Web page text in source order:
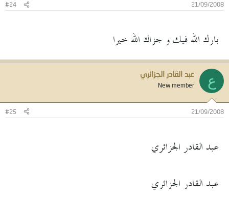
21/09/2008
#24
بارك الله فيك و جزاك الله خيرا
ع عبد القادر الجزائري
New member
21/09/2008
#25
عبد القادر الجزائري
عبد القادر الجزائري